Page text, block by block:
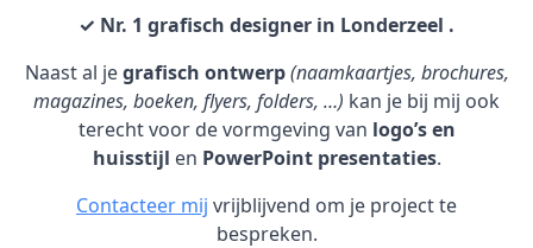
✓ Nr. 1 grafisch designer in Londerzeel .
Naast al jegrafisch ontwerp (naamkaartjes, brochures,
magazines, boeken, flyers, folders, …) kan je bij mij ook
terecht voor de vormgeving van logo’s en
huisstijl en PowerPoint presentaties.
Contacteer mij vrijblijvend om je project te
bespreken.